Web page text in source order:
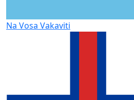
Na Vosa Vakaviti